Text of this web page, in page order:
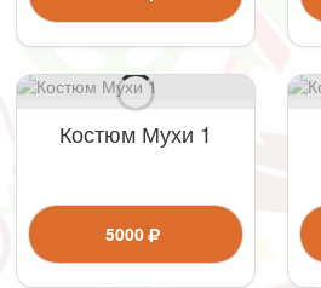
Костюм Мухи 1
5000